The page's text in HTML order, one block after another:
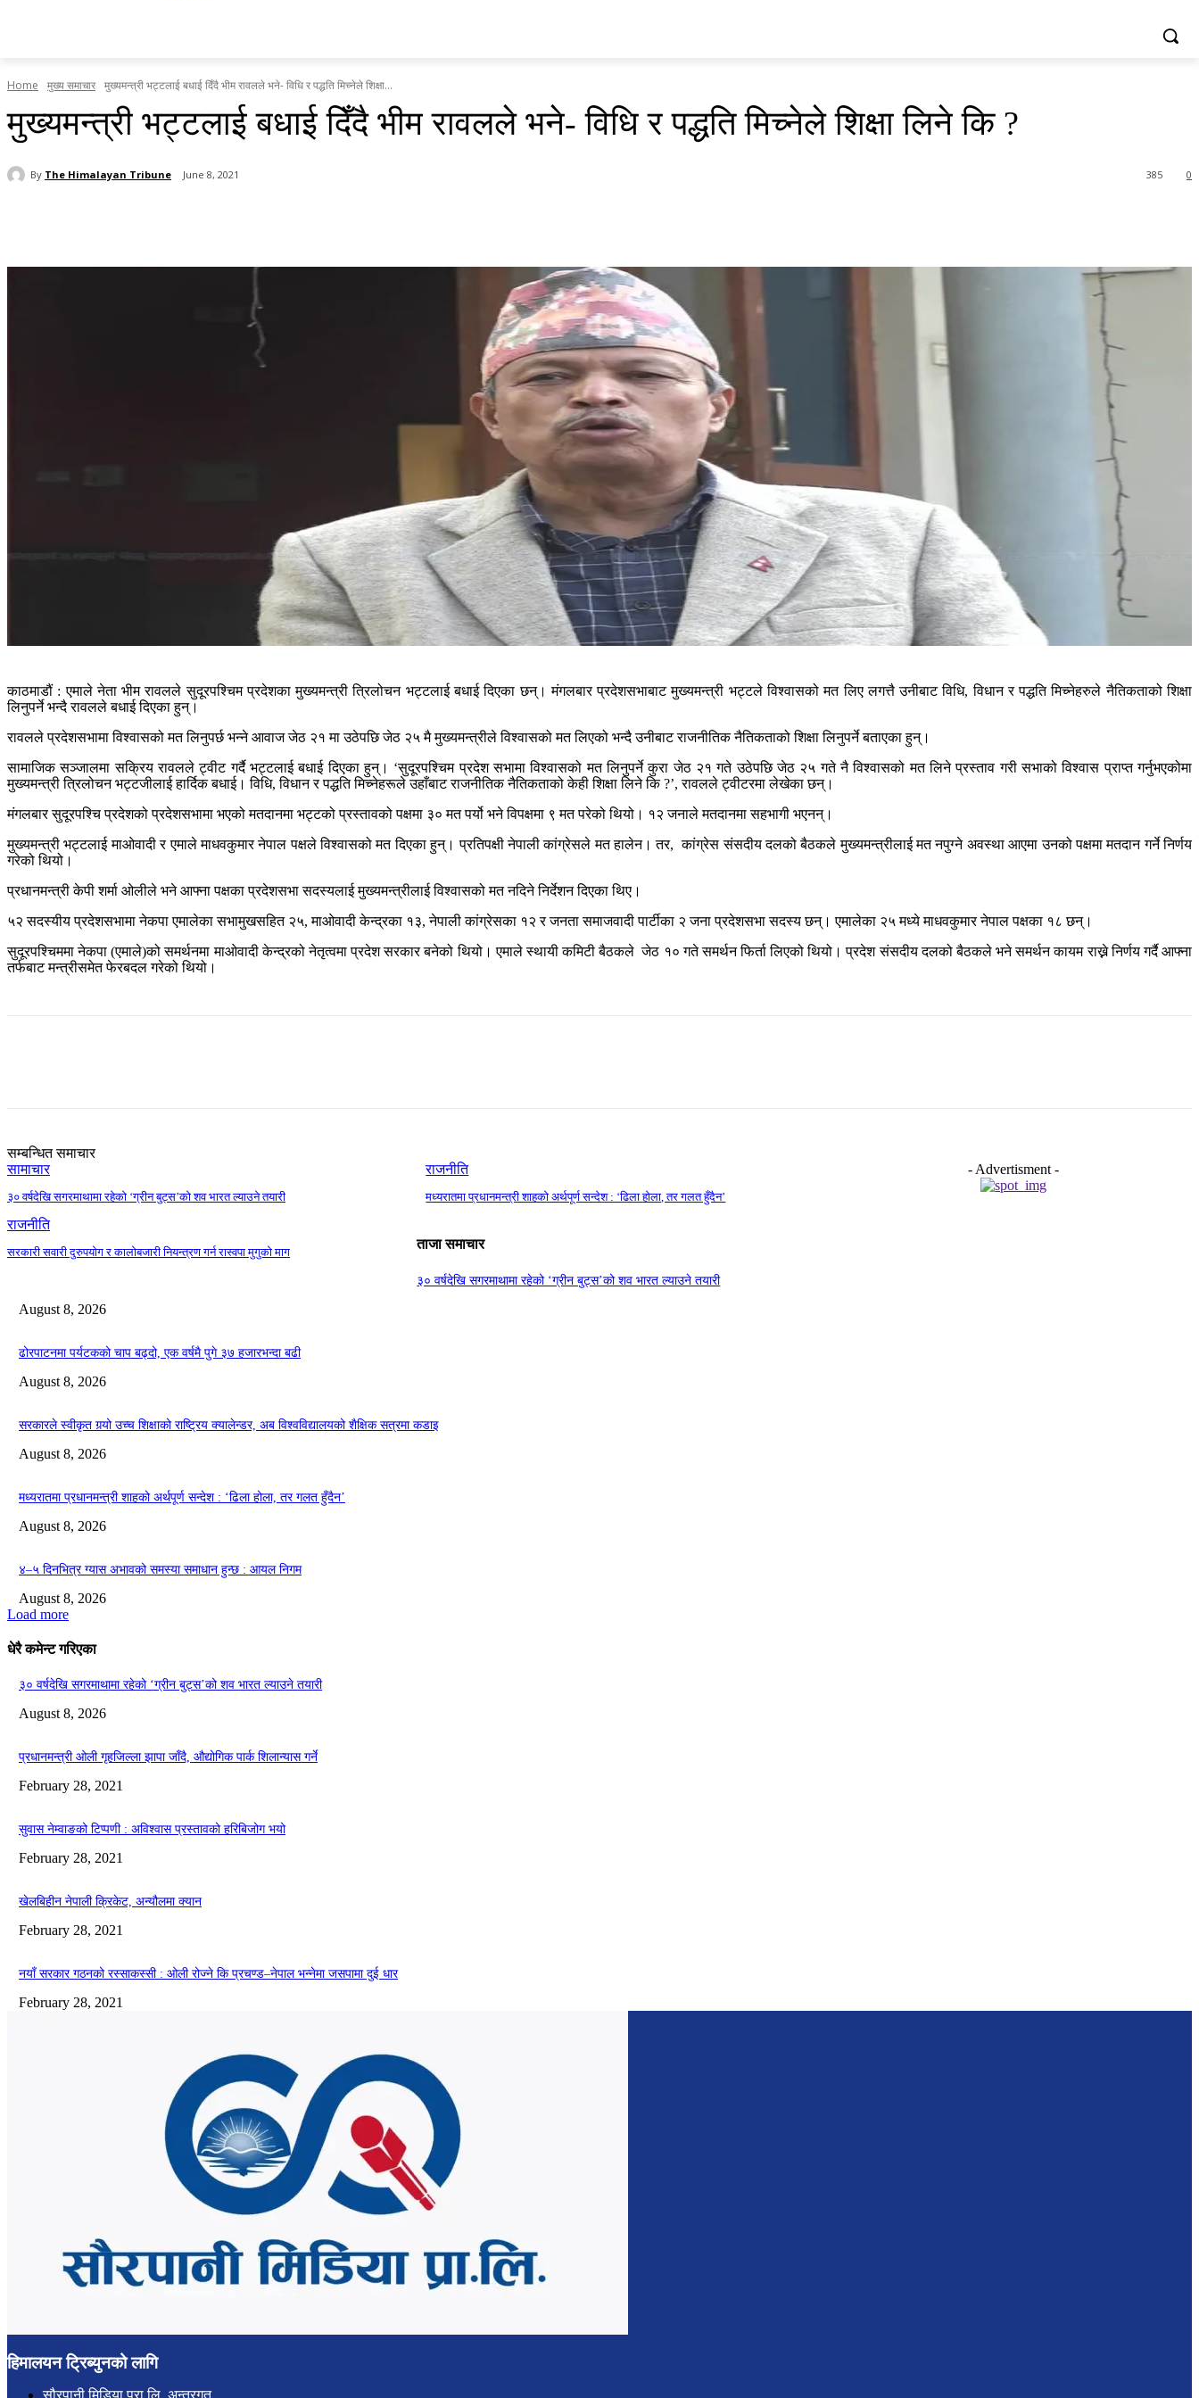
Home मुख्य समाचार मुख्यमन्त्री भट्टलाई बधाई दिँदै भीम रावलले भने- विधि र पद्धति मिच्नेले शिक्षा...
मुख्यमन्त्री भट्टलाई बधाई दिँदै भीम रावलले भने- विधि र पद्धति मिच्नेले शिक्षा लिने कि ?
By The Himalayan Tribune June 8, 2021 0
385
काठमाडौं : एमाले नेता भीम रावलले सुदूरपश्चिम प्रदेशका मुख्यमन्त्री त्रिलोचन भट्टलाई बधाई दिएका छन्। मंगलबार प्रदेशसभाबाट मुख्यमन्त्री भट्टले विश्वासको मत लिए लगत्तै उनीबाट विधि, विधान र पद्धति मिच्नेहरुले नैतिकताको शिक्षा
लिनुपर्ने भन्दै रावलले बधाई दिएका हुन्।
रावलले प्रदेशसभामा विश्वासको मत लिनुपर्छ भन्ने आवाज जेठ २१ मा उठेपछि जेठ २५ मै मुख्यमन्त्रीले विश्वासको मत लिएको भन्दै उनीबाट राजनीतिक नैतिकताको शिक्षा लिनुपर्ने बताएका हुन्।
सामाजिक सञ्जालमा सक्रिय रावलले ट्वीट गर्दै भट्टलाई बधाई दिएका हुन्। ‘सुदूरपश्चिम प्रदेश सभामा विश्वासको मत लिनुपर्ने कुरा जेठ २१ गते उठेपछि जेठ २५ गते नै विश्वासको मत लिने प्रस्ताव गरी सभाको विश्वास प्राप्त गर्नुभएकोमा
मुख्यमन्त्री त्रिलोचन भट्टजीलाई हार्दिक बधाई। विधि, विधान र पद्धति मिच्नेहरूले उहाँबाट राजनीतिक नैतिकताको केही शिक्षा लिने कि ?’, रावलले ट्वीटरमा लेखेका छन्।
मंगलबार सुदूरपश्चि प्रदेशको प्रदेशसभामा भएको मतदानमा भट्टको प्रस्तावको पक्षमा ३० मत पर्यो भने विपक्षमा ९ मत परेको थियो। १२ जनाले मतदानमा सहभागी भएनन्।
मुख्यमन्त्री भट्टलाई माओवादी र एमाले माधवकुमार नेपाल पक्षले विश्वासको मत दिएका हुन्। प्रतिपक्षी नेपाली कांग्रेसले मत हालेन। तर, कांग्रेस संसदीय दलको बैठकले मुख्यमन्त्रीलाई मत नपुग्ने अवस्था आएमा उनको पक्षमा मतदान गर्ने निर्णय
गरेको थियो।
प्रधानमन्त्री केपी शर्मा ओलीले भने आफ्ना पक्षका प्रदेशसभा सदस्यलाई मुख्यमन्त्रीलाई विश्वासको मत नदिने निर्देशन दिएका थिए।
५२ सदस्यीय प्रदेशसभामा नेकपा एमालेका सभामुखसहित २५, माओवादी केन्द्रका १३, नेपाली कांग्रेसका १२ र जनता समाजवादी पार्टीका २ जना प्रदेशसभा सदस्य छन्। एमालेका २५ मध्ये माधवकुमार नेपाल पक्षका १८ छन्।
सुदूरपश्चिममा नेकपा (एमाले)को समर्थनमा माओवादी केन्द्रको नेतृत्वमा प्रदेश सरकार बनेको थियो। एमाले स्थायी कमिटी बैठकले जेठ १० गते समर्थन फिर्ता लिएको थियो। प्रदेश संसदीय दलको बैठकले भने समर्थन कायम राख्ने निर्णय गर्दै आफ्ना
तर्फबाट मन्त्रीसमेत फेरबदल गरेको थियो।
सम्बन्धित समाचार
सामाचार
३० वर्षदेखि सगरमाथामा रहेको ‘ग्रीन बुट्स’को शव भारत ल्याउने तयारी
राजनीति
मध्यरातमा प्रधानमन्त्री शाहको अर्थपूर्ण सन्देश : ‘ढिला होला, तर गलत हुँदैन’
राजनीति
सरकारी सवारी दुरुपयोग र कालोबजारी नियन्त्रण गर्न रास्वपा मुगुको माग
- Advertisment -
ताजा समाचार
३० वर्षदेखि सगरमाथामा रहेको ‘ग्रीन बुट्स’को शव भारत ल्याउने तयारी
August 8, 2026
ढोरपाटनमा पर्यटकको चाप बढ्दो, एक वर्षमै पुगे ३७ हजारभन्दा बढी
August 8, 2026
सरकारले स्वीकृत गर्‍यो उच्च शिक्षाको राष्ट्रिय क्यालेन्डर, अब विश्वविद्यालयको शैक्षिक सत्रमा कडाइ
August 8, 2026
मध्यरातमा प्रधानमन्त्री शाहको अर्थपूर्ण सन्देश : ‘ढिला होला, तर गलत हुँदैन’
August 8, 2026
४–५ दिनभित्र ग्यास अभावको समस्या समाधान हुन्छ : आयल निगम
August 8, 2026
Load more
धेरै कमेन्ट गरिएका
३० वर्षदेखि सगरमाथामा रहेको ‘ग्रीन बुट्स’को शव भारत ल्याउने तयारी
August 8, 2026
प्रधानमन्त्री ओली गृहजिल्ला झापा जाँदै, औद्योगिक पार्क शिलान्यास गर्ने
February 28, 2021
सुवास नेम्वाङको टिप्पणी : अविश्वास प्रस्तावको हरिबिजोग भयो
February 28, 2021
खेलबिहीन नेपाली क्रिकेट, अन्यौलमा क्यान
February 28, 2021
नयाँ सरकार गठनको रस्साकस्सी : ओली रोज्ने कि प्रचण्ड–नेपाल भन्नेमा जसपामा दुई धार
February 28, 2021
हिमालयन ट्रिब्युनको लागि
सौरपानी मिडिया प्रा.लि. अन्तरगत